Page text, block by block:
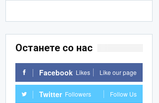
Останете со нас
Facebook Likes Like our page
Twitter Followers Follow Us